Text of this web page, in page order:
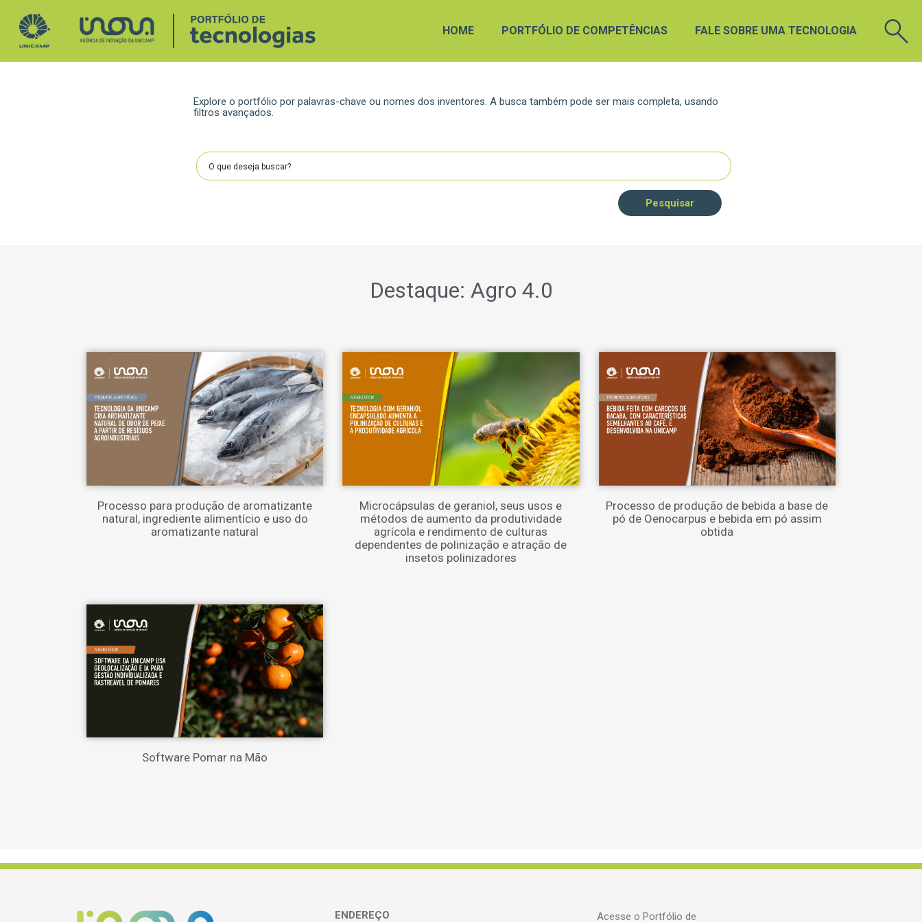
HOME PORTFÓLIO DE COMPETÊNCIAS FALE SOBRE UMA TECNOLOGIA
Explore o portfólio por palavras-chave ou nomes dos inventores. A busca também pode ser mais completa, usando
filtros avançados.
Pesquisar
Destaque: Agro 4.0
Processo para produção de aromatizante
natural, ingrediente alimentício e uso do
aromatizante natural
Microcápsulas de geraniol, seus usos e
métodos de aumento da produtividade
agrícola e rendimento de culturas
dependentes de polinização e atração de
insetos polinizadores
Processo de produção de bebida a base de
pó de Oenocarpus e bebida em pó assim
obtida
Software Pomar na Mão
ENDEREÇO Acesse o Portfólio de